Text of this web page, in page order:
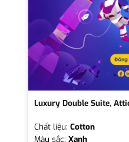
Luxury Double Suite,
Chất liệu:Cotton
Màu sắc:Xanh